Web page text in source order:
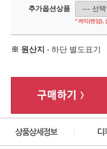
추가옵션상품
* 케익(랜덤),
※ 원산지 - 하단 별도표기